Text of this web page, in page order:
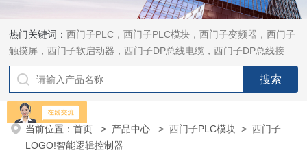
热门关键词：西门子PLC，西门子PLC模块，西门子变频器，西门子
触摸屏，西门子软启动器，西门子DP总线电缆，西门子DP总线接
头，西门子CP通讯网卡，西门子数控系统及停产备件
当前位置：首页 > 产品中心 >西门子PLC模块 >西门子
LOGO!智能逻辑控制器